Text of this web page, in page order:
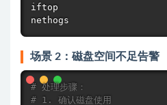
iftop
nethogs
场景 2：磁盘空间不足告警
# 处理步骤：
# 1. 确认磁盘使用